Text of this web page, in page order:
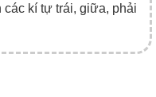
các kí tự trái, giữa, phải